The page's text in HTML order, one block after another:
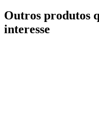
Outros produtos
interesse